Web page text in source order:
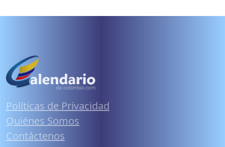
Políticas de Privacidad
Quiénes Somos
Contáctenos